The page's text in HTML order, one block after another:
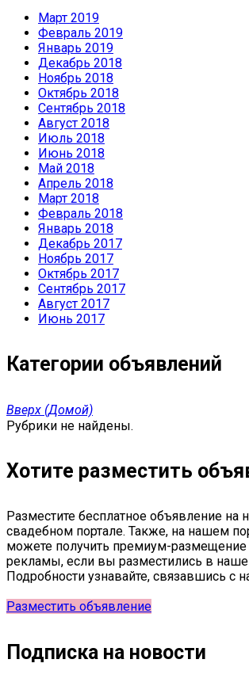
Март 2019
Февраль 2019
Январь 2019
Декабрь 2018
Ноябрь 2018
Октябрь 2018
Сентябрь 2018
Август 2018
Июль 2018
Июнь 2018
Май 2018
Апрель 2018
Март 2018
Февраль 2018
Январь 2018
Декабрь 2017
Ноябрь 2017
Октябрь 2017
Сентябрь 2017
Август 2017
Июнь 2017
Категории объявлений
Вверх (Домой)
Рубрики не найдены.
Хотите разместить
Разместите бесплатное объявление на
свадебном портале. Также, на нашем
можете получить премиум-
рекламы, если вы разместились в
Подробности узнавайте, связавшись с
Разместить объявление
Подписка на новости